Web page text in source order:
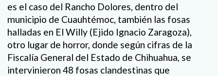
es el caso del Rancho Dolores, dentro del
municipio de Cuauhtémoc, también las fosas
halladas en El Willy (Ejido Ignacio Zaragoza),
otro lugar de horror, donde según cifras de la
Fiscalía General del Estado de Chihuahua, se
intervinieron 48 fosas clandestinas que